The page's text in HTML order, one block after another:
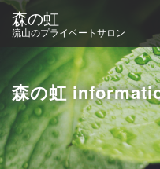
森の虹
流山のプライベートサロン
森の虹